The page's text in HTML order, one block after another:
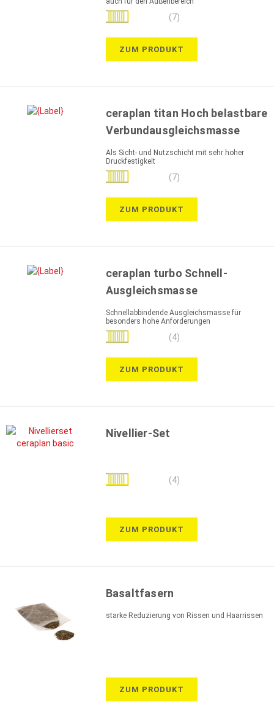
Bewertung:
(7)
ZUM PRODUKT
ceraplan titan Hoch belastbare
Verbundausgleichsmasse
Als Sicht- und Nutzschicht mit sehr hoher
Druckfestigkeit
Bewertung:
(7)
ZUM PRODUKT
ceraplan turbo Schnell-
Ausgleichsmasse
Schnellabbindende Ausgleichsmasse für
besonders hohe Anforderungen
Bewertung:
(4)
ZUM PRODUKT
Nivellier-Set
Bewertung: (4)
ZUM PRODUKT
Basaltfasern
starke Reduzierung von Rissen und Haarrissen
ZUM PRODUKT